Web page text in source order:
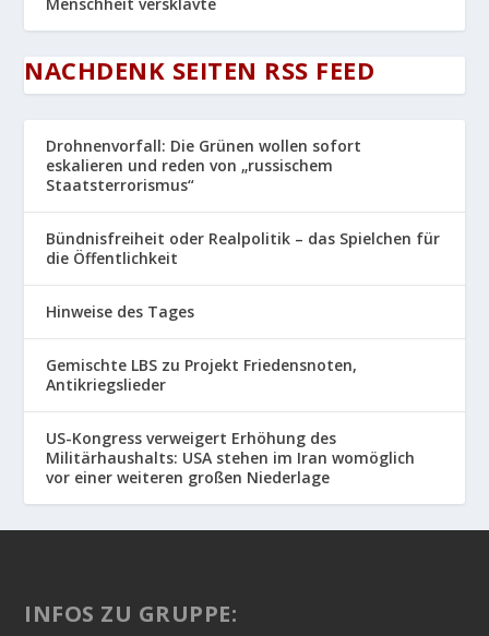
NACHDENK SEITEN RSS FEED
Drohnenvorfall: Die Grünen wollen sofort
eskalieren und reden von „russischem
Staatsterrorismus“
Bündnisfreiheit oder Realpolitik – das Spielchen für
die Öffentlichkeit
Hinweise des Tages
Gemischte LBS zu Projekt Friedensnoten,
Antikriegslieder
US-Kongress verweigert Erhöhung des
Militärhaushalts: USA stehen im Iran womöglich
vor einer weiteren großen Niederlage
INFOS ZU GRUPPE: